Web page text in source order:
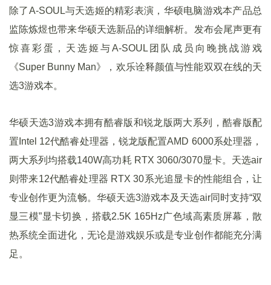
除了A-SOUL与天选姬的精彩表演，华硕电脑游戏本产品总
监陈炼煜也带来华硕天选新品的详细解析。发布会尾声更有
惊喜彩蛋，天选姬与A-SOUL团队成员向晚挑战游戏
《Super Bunny Man》，欢乐诠释颜值与性能双双在线的天
选3游戏本。
华硕天选3游戏本拥有酷睿版和锐龙版两大系列，酷睿版配
置Intel 12代酷睿处理器，锐龙版配置AMD 6000系处理器，
两大系列均搭载140W高功耗 RTX 3060/3070显卡。天选air
则带来12代酷睿处理器 RTX 30系光追显卡的性能组合，让
专业创作更为流畅。华硕天选3游戏本及天选air同时支持“双
显三模”显卡切换，搭载2.5K 165Hz广色域高素质屏幕，散
热系统全面进化，无论是游戏娱乐或是专业创作都能充分满
足。